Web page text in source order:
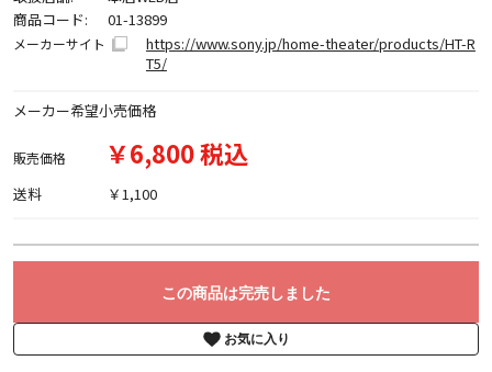
商品コード:
01-13899
メーカーサイト
https://www.sony.jp/home-theater/products/HT-R
T5/
メーカー希望小売価格
販売価格 ￥6,800 税込
送料 ￥1,100
この商品は完売しました
お気に入り